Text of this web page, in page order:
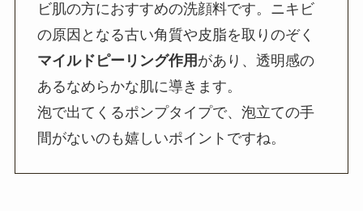
ビ肌の方におすすめの洗顔料です。ニキビ
の原因となる古い角質や皮脂を取りのぞく
マイルドピーリング作用 があり、透明感の
あるなめらかな肌に導きます。
泡で出てくるポンプタイプで、泡立ての手
間がないのも嬉しいポイントですね。